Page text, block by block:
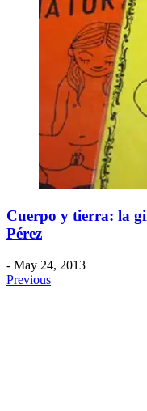
Cuerpo y tierra: la
Pérez
- May 24, 2013
Previous